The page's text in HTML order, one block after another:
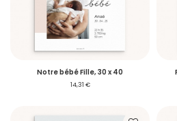
Vous avez reçu un
Voulez-vous passer
Notre bébé Fille, 30 x 40
14,31 €
Je me connecte